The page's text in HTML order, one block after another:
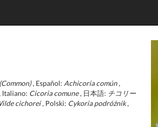
, Español: Achicoria común,
Italiano: Cicoria comune, 日本語: チコリー
cichorei, Polski: Cykoria podróżnik,